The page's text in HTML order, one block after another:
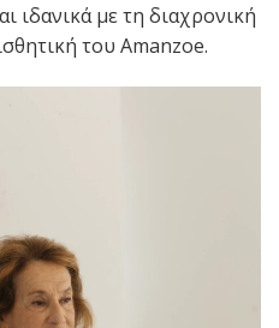
ιδανικά με τη διαχρονική
του Amanzoe.